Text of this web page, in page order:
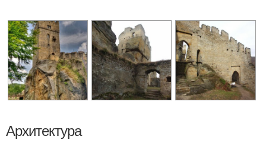
Архитектура